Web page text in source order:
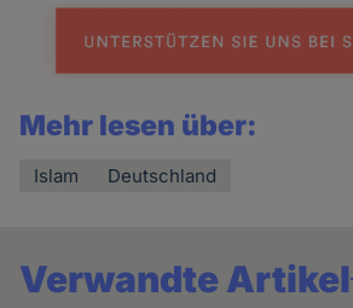
Mehr lesen über:
Islam Deutschland
Verwandte Artikel